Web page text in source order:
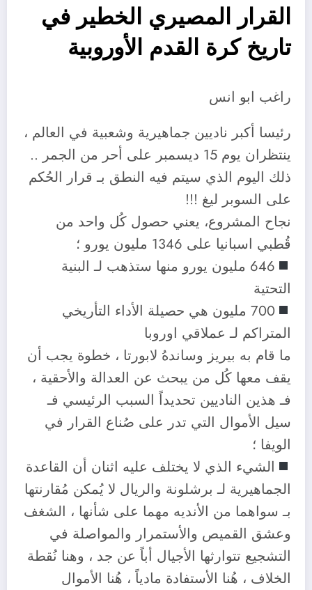
القرار المصيري الخطير في
تاريخ كرة القدم الأوروبية
راغب ابو انس
رئيسا أكبر ناديين جماهيرية وشعبية في العالم ،
ينتظران يوم 15 ديسمبر على أحر من الجمر ..
ذلك اليوم الذي سيتم فيه النطق بـ قرار الحُكم
على السوبر ليغ !!!
نجاح المشروع، يعني حصول كُل واحد من
قُطبي اسبانيا على 1346 مليون يورو ؛
646 مليون يورو منها ستذهب لـ البنية
التحتية
700 مليون هي حصيلة الأداء التأريخي
المتراكم لـ عملاقي اوروبا
ما قام به بيريز وساندهُ لابورتا ، خطوة يجب أن
يقف معها كُل من يبحث عن العدالة والأحقية ،
فـ هذين الناديين تحديداً السبب الرئيسي فـ
سيل الأموال التي تدر على صُناع القرار في
الويفا ؛
الشيء الذي لا يختلف عليه اثنان أن القاعدة
الجماهيرية لـ برشلونة والريال لا يُمكن مُقارنتها
بـ سواهما من الأنديه مهما على شأنها ، الشغف
وعشق القميص والأستمرار والمواصلة في
التشجيع تتوارثها الأجيال أباً عن جد ، وهنا نُقطة
الخلاف ، هُنا الأستفادة مادياً ، هُنا الأموال